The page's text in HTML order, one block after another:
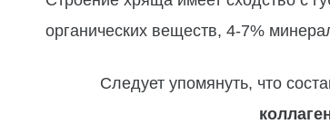
органических веществ, 4-7%
Следует упомянуть, что